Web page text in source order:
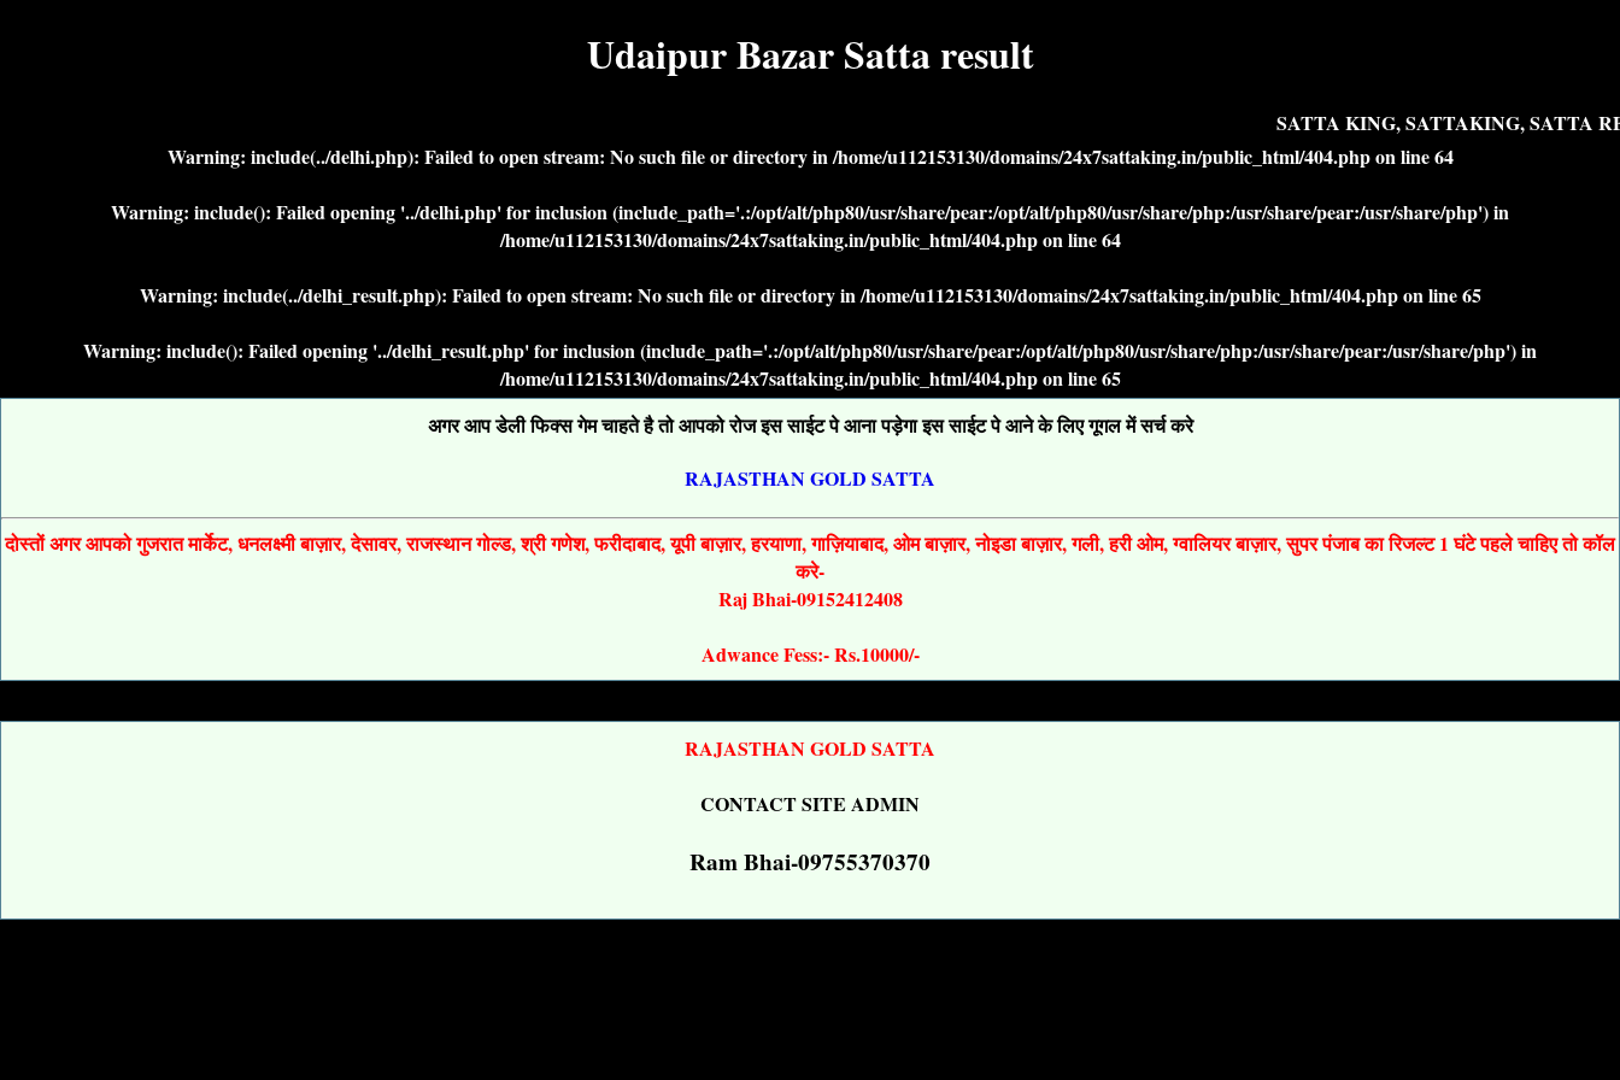
Udaipur Bazar Satta result
SATTA KING, SATTAKING, SATTA
Warning: include(../delhi.php): Failed to open stream: No such file or directory in/home/u112153130/domains/24x7sattaking.in/public_html/404.phpon line64
Warning: include(): Failed opening '../delhi.php' for inclusion (include_path='.:/opt/alt/php80/usr/share/pear:/opt/alt/php80/usr/share/php:/usr/share/pear:/usr/share/php') in
/home/u112153130/domains/24x7sattaking.in/public_html/404.phpon line64
Warning: include(../delhi_result.php): Failed to open stream: No such file or directory in/home/u112153130/domains/24x7sattaking.in/public_html/404.phpon line65
Warning: include(): Failed opening '../delhi_result.php' for inclusion (include_path='.:/opt/alt/php80/usr/share/pear:/opt/alt/php80/usr/share/php:/usr/share/pear:/usr/share/php') in
/home/u112153130/domains/24x7sattaking.in/public_html/404.phpon line65
अगर आप डेली फिक्स गेम चाहते है तो आपको रोज इस साईट पे आना पड़ेगा इस साईट पे आने के लिए गूगल में सर्च करे
RAJASTHAN GOLD SATTA
दोस्तों अगर आपको गुजरात मार्केट, धनलक्ष्मी बाज़ार, देसावर, राजस्थान गोल्ड, श्री गणेश, फरीदाबाद, यूपी बाज़ार, हरयाणा, गाज़ियाबाद, ओम बाज़ार, नोइडा बाज़ार, गली, हरी ओम, ग्वालियर बाज़ार, सुपर पंजाब का रिजल्ट 1 घंटे पहले चाहिए तो कॉल
करे-
Raj Bhai-09152412408
Adwance Fess:- Rs.10000/-
RAJASTHAN GOLD SATTA
CONTACT SITE ADMIN
Ram Bhai-09755370370